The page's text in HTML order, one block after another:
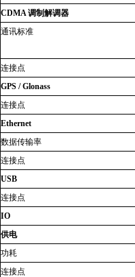
CDMA调制解调器
通讯标准
连接点
GPS / Glonass
连接点
Ethernet
数据传输率
连接点
USB
连接点
IO
供电
功耗
连接点